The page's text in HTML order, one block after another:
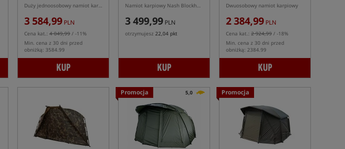
Duży jednoosobowy namiot karpiowy
3 584,99 PLN
Cena kat.: 4 049,99 / -11%
Min. cena z 30 dni przed
obniżką: 3584.99
KUP
Namiot karpiowy Nash Blockhouse 2 osobowy
3 499,99 PLN
otrzymujesz 22,04 pkt
KUP
Dwuosobowy namiot karpiowy
2 384,99 PLN
Cena kat.: 2 924,99 / -18%
Min. cena z 30 dni przed
obniżką: 2384.99
KUP
Promocja 5,0 Promocja